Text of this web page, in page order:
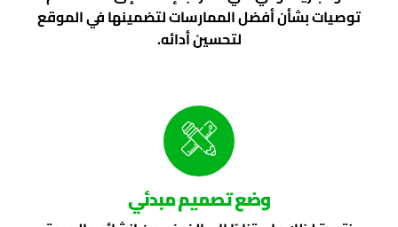
توصيات بشأن أفضل الممارسات لتضمينها في الموقع
لتحسين أدائه.
وضع تصميم مبدئي